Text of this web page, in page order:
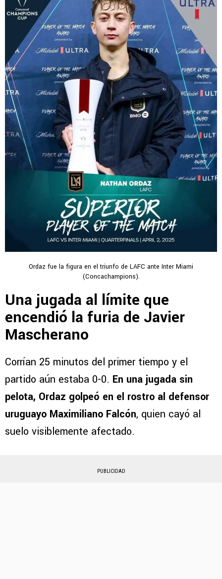
Ordaz fue la figura en el triunfo de LAFC ante Inter Miami
(Concachampions).
Una jugada al límite que
encendió la furia de Javier
Mascherano
Corrían 25 minutos del primer tiempo y el
partido aún estaba 0-0. En una jugada sin
pelota, Ordaz golpeó en el rostro al defensor
uruguayo Maximiliano Falcón, quien cayó al
suelo visiblemente afectado.
PUBLICIDAD